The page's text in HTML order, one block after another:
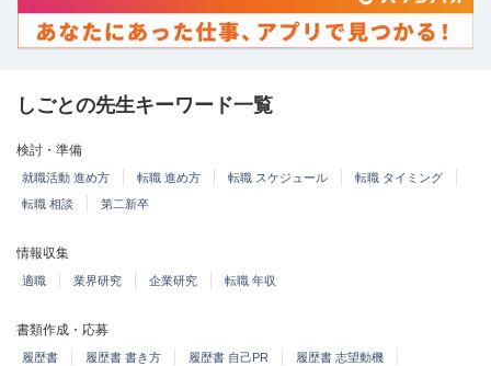
しごとの先生キーワード一覧
検討・準備
就職活動 進め方 転職 進め方 転職 スケジュール
転職 タイミング
転職 相談
第二新卒
情報収集
適職 業界研究 企業研究 転職 年収
書類作成・応募
履歴書 履歴書 書き方 履歴書 自己PR
履歴書 志望動機